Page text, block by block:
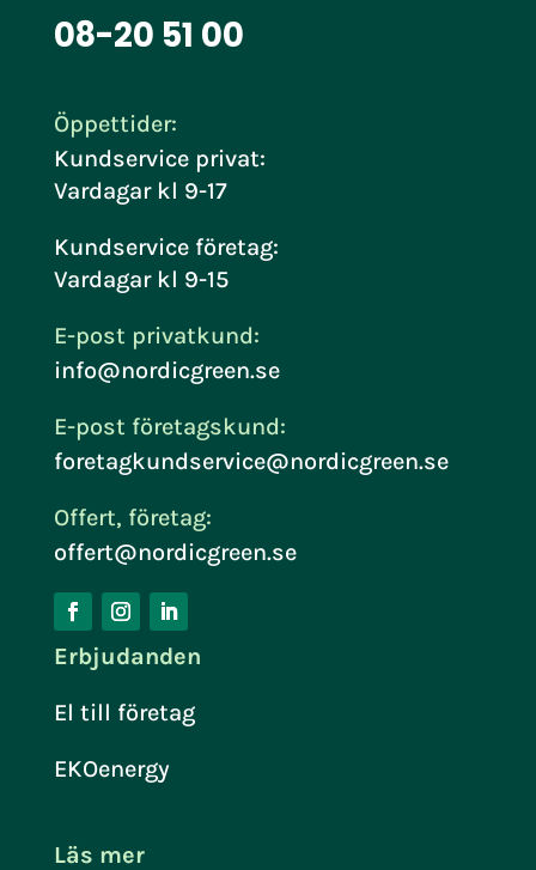
08-20 51 00
Öppettider:
Kundservice privat:
Vardagar kl 9-17
Kundservice företag:
Vardagar kl 9-15
E-post privatkund:
info@nordicgreen.se
E-post företagskund:
foretagkundservice@nordicgreen.se
Offert, företag:
offert@nordicgreen.se
Erbjudanden
El till företag
EKOenergy
Läs mer